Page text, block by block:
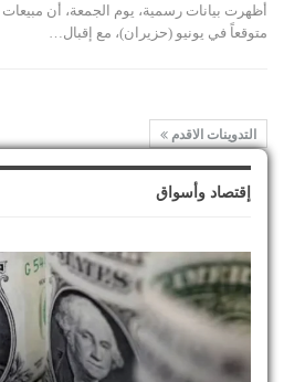
أظهرت بيانات رسمية، يوم الجمعة، أن مبيعات
متوقعاً في يونيو (حزيران)، مع إقبال…
التدوينات الاقدم
إقتصاد وأسواق